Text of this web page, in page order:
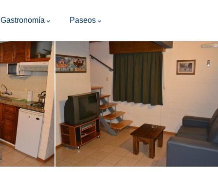
Gastronomía Paseos